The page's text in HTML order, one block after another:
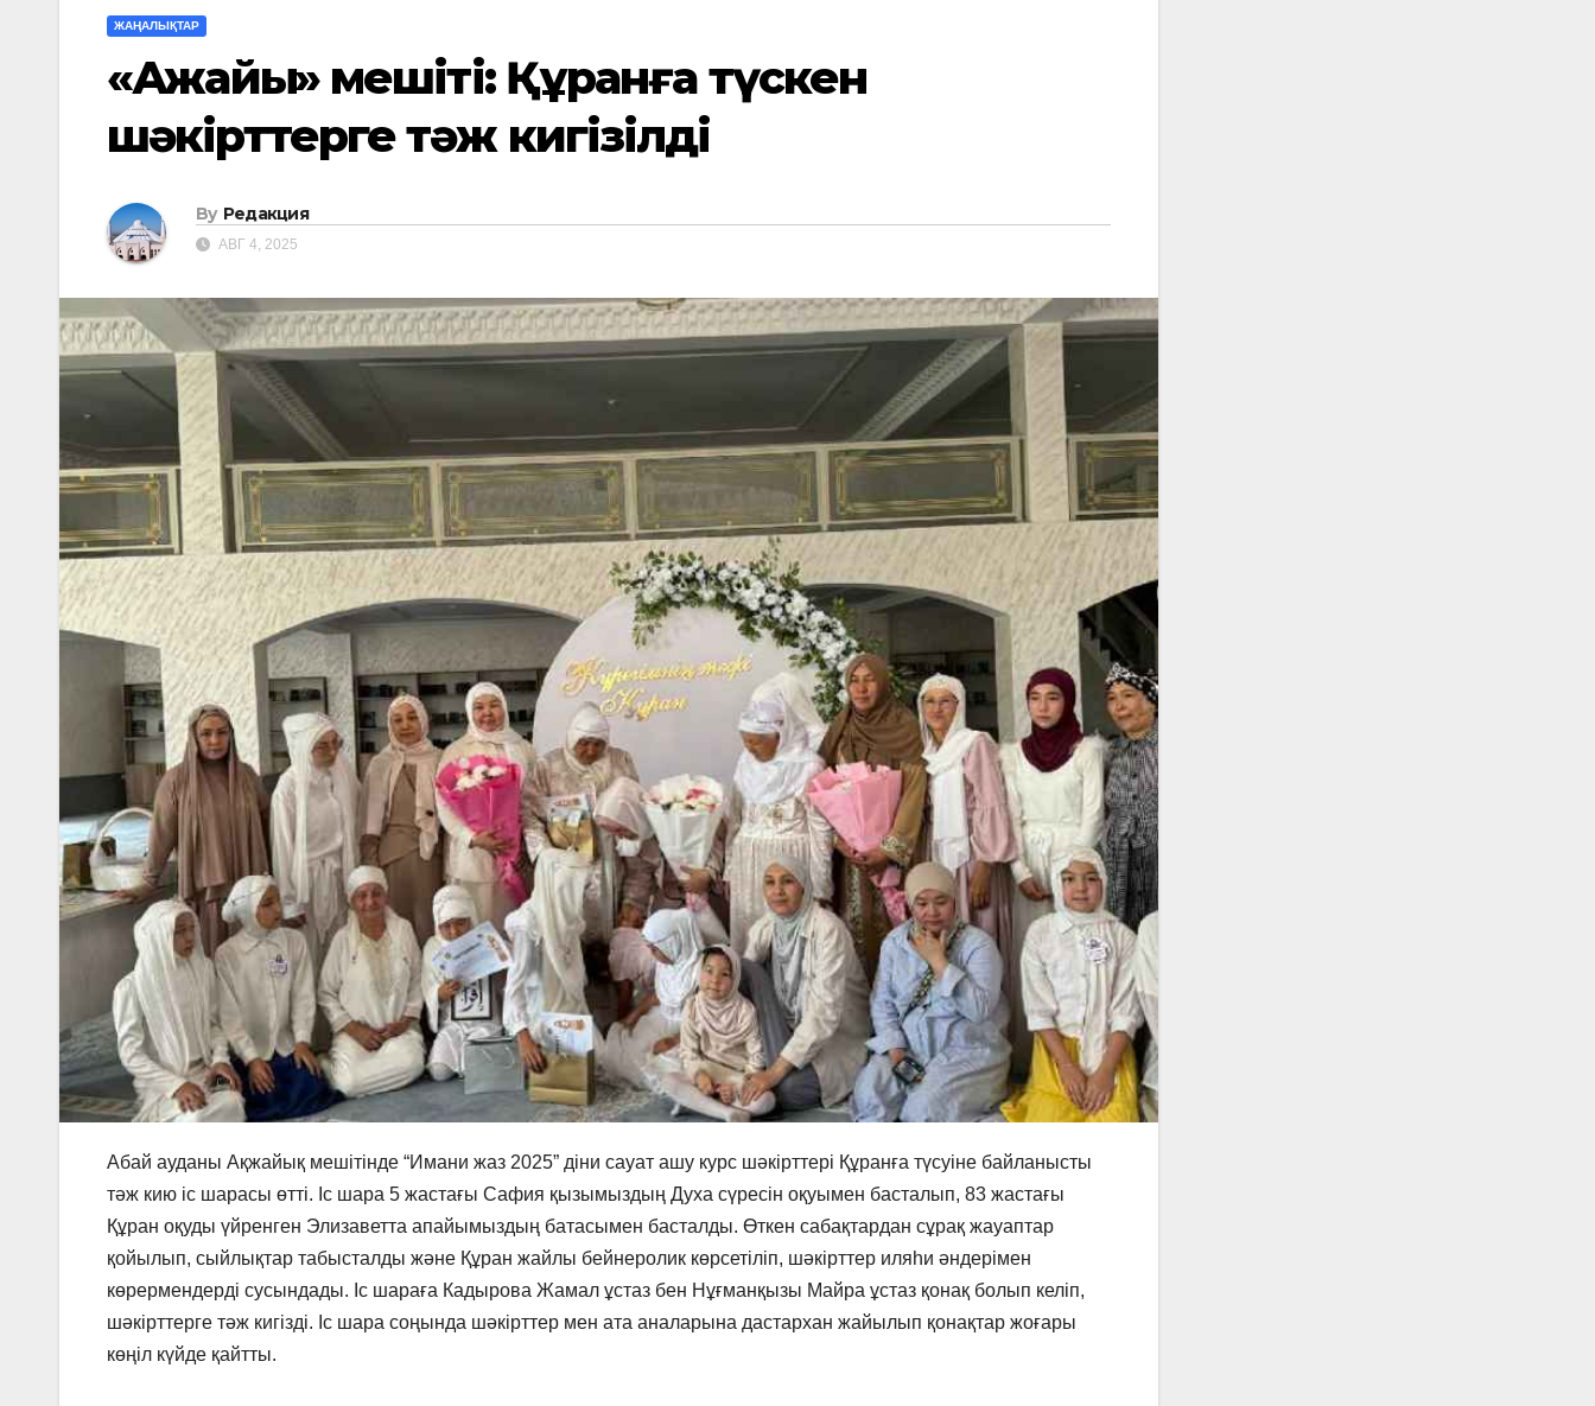
ЖАҢАЛЫҚТАР
«Ақжайық» мешіті: Құранға түскен
шәкірттерге тәж кигізілді
By Редакция
АВГ 4, 2025
Абай ауданы Ақжайық мешітінде “Имани жаз 2025” діни сауат ашу курс шәкірттері Құранға түсуіне байланысты
тәж кию іс шарасы өтті. Іс шара 5 жастағы Сафия қызымыздың Духа сүресін оқуымен басталып, 83 жастағы
Құран оқуды үйренген Элизаветта апайымыздың батасымен басталды. Өткен сабақтардан сұрақ жауаптар
қойылып, сыйлықтар табысталды және Құран жайлы бейнеролик көрсетіліп, шәкірттер иляһи әндерімен
көрермендерді сусындады. Іс шараға Кадырова Жамал ұстаз бен Нұғманқызы Майра ұстаз қонақ болып келіп,
шәкірттерге тәж кигізді. Іс шара соңында шәкірттер мен ата аналарына дастархан жайылып қонақтар жоғары
көңіл күйде қайтты.